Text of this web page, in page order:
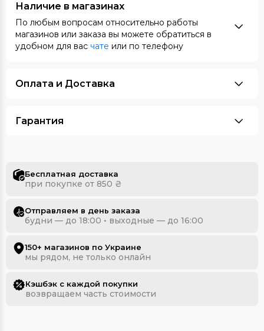
Наличие в магазинах
По любым вопросам относительно работы
магазинов или заказа вы можете обратиться в
удобном для вас чате или по телефону
Оплата и Доставка
Гарантия
Бесплатная доставка
при покупке от 850 ₴
Отправляем в день заказа
будни — до 18:00 • выходные — до 16:00
150+ магазинов по Украине
мы рядом, не только онлайн
Кэшбэк с каждой покупки
возвращаем часть стоимости